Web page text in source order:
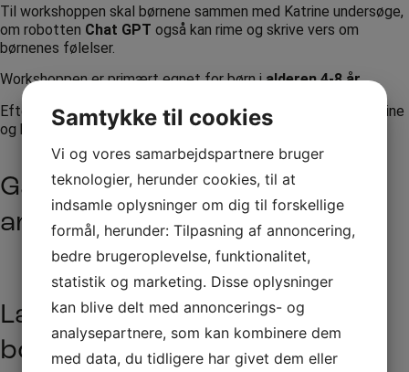
Til workshoppen skal børnene sammen med Katrine undersøge,
om robotten Chat GPT også kan rime og skrive vers om
børnenes følelser.
Workshoppen er primært egnet for børn ialderen 4-8 år.
Efter workshoppen vil der være mulighed for at hilse på Katrine
og købe signerede udgaver af bogen om Robotten Ibber.
Gå på opdagelse i vores
artister
Se alle artister
Lav en forespørgsel eller
booking til Højtlæsnings-
Samtykke til cookies
Vi og vores samarbejdspartnere bruger
teknologier, herunder cookies, til at
indsamle oplysninger om dig til forskellige
formål, herunder: Tilpasning af annoncering,
bedre brugeroplevelse, funktionalitet,
statistik og marketing. Disse oplysninger
kan blive delt med annoncerings- og
analysepartnere, som kan kombinere dem
med data, du tidligere har givet dem eller